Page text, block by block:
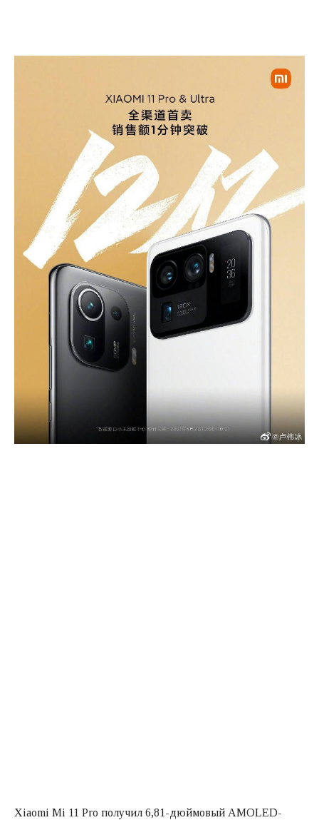
Xiaomi Mi 11 Pro получил 6,81-дюймовый AMOLED-